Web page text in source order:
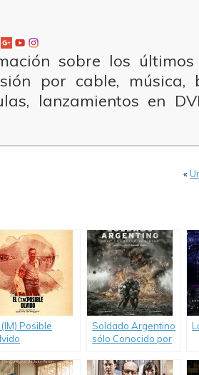
sobre los
por cable, música,
lanzamientos en
«
(IM) Posible
Soldado Argentino
sólo Conocido por